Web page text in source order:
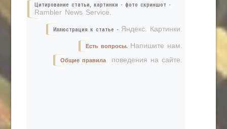
Цитирование статьи, картинки - фото скриншот -
Rambler News Service.
Иллюстрация к статье - Яндекс. Картинки.
Есть вопросы. Напишите нам.
Общие правила поведения на сайте.